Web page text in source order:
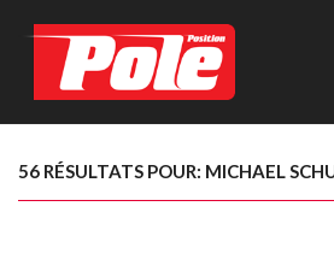
56 RÉSULTATS POUR: MICHAEL